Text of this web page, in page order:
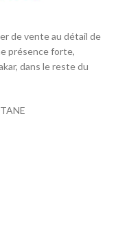
de vente au détail de
présence forte,
dans le reste du